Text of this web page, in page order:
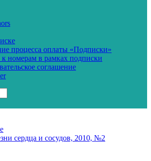
процесса оплаты «Подписки»
к номерам в рамках подписки
соглашение
сердца и сосудов, 2010, №2